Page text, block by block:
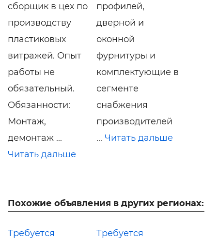
сборщик в цех по
производству
пластиковых
витражей. Опыт
работы не
обязательный.
Обязанности:
Монтаж,
демонтаж ...
Читать дальше
профилей,
дверной и
оконной
фурнитуры и
комплектующие в
сегменте
снабжения
производителей
... Читать дальше
Похожие объявления в других регионах:
Требуется
Требуется